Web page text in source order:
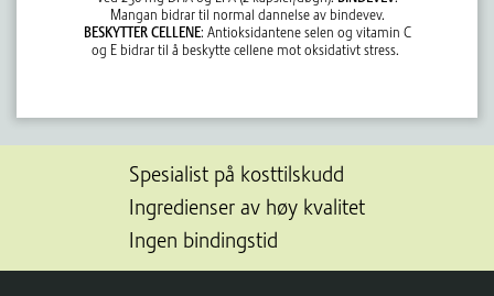
Mangan bidrar til normal dannelse av bindevev.
BESKYTTER CELLENE: Antioksidantene selen og vitamin C
og E bidrar til å beskytte cellene mot oksidativt stress.
Spesialist på kosttilskudd
Ingredienser av høy kvalitet
Ingen bindingstid